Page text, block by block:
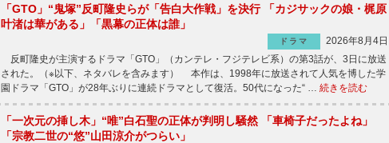
「GTO」“鬼塚”反町隆史らが「告白大作戦」を決行 「カジサックの娘・梶原
叶渚は華がある」「黒幕の正体は誰」
ドラマ
2026年8月4日
反町隆史が主演するドラマ「GTO」（カンテレ・フジテレビ系）の第3話が、3日に放送
された。（※以下、ネタバレを含みます） 本作は、1998年に放送されて人気を博した学
園ドラマ「GTO」が28年ぶりに連続ドラマとして復活。50代になった“ … 続きを読む
「一次元の挿し木」“唯”白石聖の正体が判明し騒然 「車椅子だったよね」
「宗教二世の“悠”山田涼介がつらい」